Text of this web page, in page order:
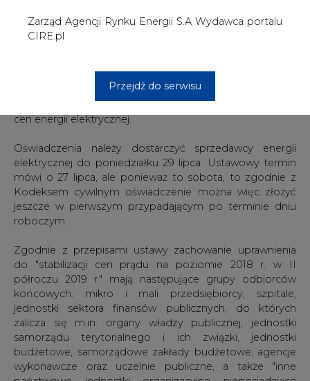
Zgodnie z przepisami ustawy zachowanie uprawnienia
półroczu 2019 r." mają następujące grupy odbiorców
końcowych: mikro i mali przedsiębiorcy, szpitale,
jednostki sektora finansów publicznych, do których
zalicza się m.in. organy władzy publicznej, jednostki
samorządu terytorialnego i ich związki, jednostki
budżetowe, samorządowe zakłady budżetowe, agencje
wykonawcze oraz uczelnie publiczne, a także "inne
państwowe jednostki organizacyjne nieposiadające
osobowości prawnej".
Oświadczenie potwierdzające status odbiorcy
końcowego należy złożyć swojemu sprzedawcy energii
elektrycznej - przedsiębiorstwu energetycznemu, które
jest stroną umowy sprzedaży energii elektrycznej albo
umowy kompleksowej z danym odbiorcą. ME podkreśla,
że złożenie oświadczenia o statusie jest konieczne, bo
przedsiębiorstwa obrotu, czyli sprzedawcy prądu, nie
posiadają informacji, czy dany odbiorca należy do którejś
z wymienionych ustawą grup. Wzór oświadczenia
stanowi załącznik nr 1 do ustawy.
Jak wcześniej informował minister energii Krzysztof